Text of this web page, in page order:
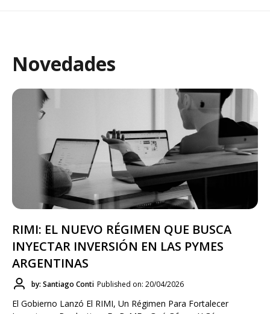
Novedades
RIMI: EL NUEVO RÉGIMEN QUE BUSCA
INYECTAR INVERSIÓN EN LAS PYMES
ARGENTINAS
by: Santiago Conti Published on: 20/04/2026
El Gobierno Lanzó El RIMI, Un Régimen Para Fortalecer